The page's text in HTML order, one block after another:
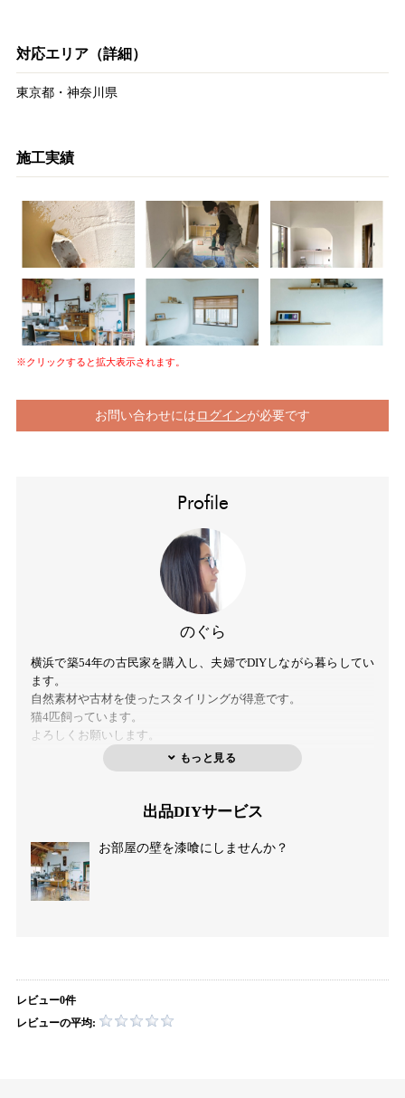
対応エリア（詳細）
東京都・神奈川県
施工実績
※クリックすると拡大表示されます。
お問い合わせにはログインが必要です
Profile
のぐら
横浜で築54年の古民家を購入し、夫婦でDIYしながら暮らしてい
ます。
自然素材や古材を使ったスタイリングが得意です。
猫4匹飼っています。
よろしくお願いします。
出品DIYサービス
お部屋の壁を漆喰にしませんか？
レビュー0件
レビューの平均: